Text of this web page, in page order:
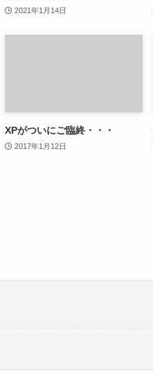
2021年1月14日
XPがついにご臨終・・・
2017年1月12日